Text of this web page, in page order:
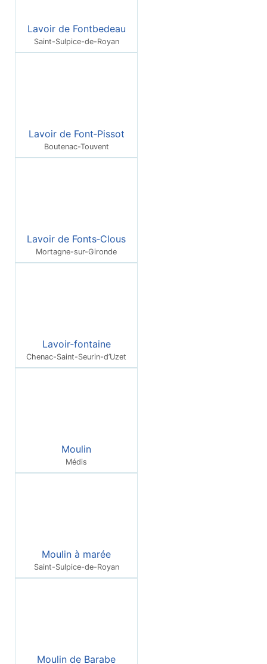
Lavoir de Fontbedeau
Saint-Sulpice-de-Royan
Lavoir de Font‑Pissot
Boutenac-Touvent
Lavoir de Fonts‑Clous
Mortagne-sur-Gironde
Lavoir‑fontaine
Chenac-Saint-Seurin-d’Uzet
Moulin
Médis
Moulin à marée
Saint-Sulpice-de-Royan
Moulin de Barabe